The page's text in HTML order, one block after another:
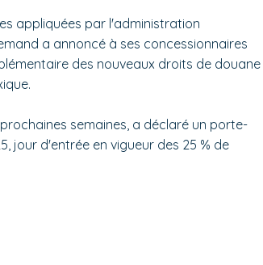
appliquées par l'administration
a annoncé à ses concessionnaires
des nouveaux droits de douane
semaines, a déclaré un porte-
jour d'entrée en vigueur des 25 % de